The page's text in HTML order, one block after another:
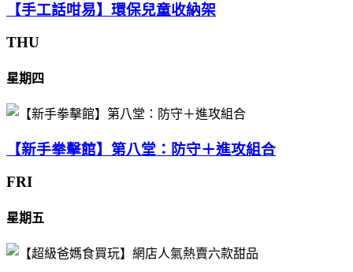
【手工話咁易】環保兒童收納架
THU
星期四
【新手拳擊館】第八堂：防守＋進攻組合
FRI
星期五